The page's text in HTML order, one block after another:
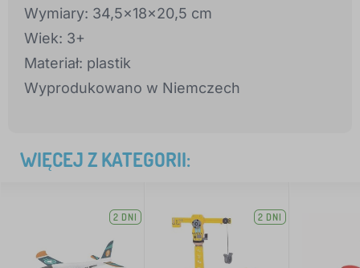
Wymiary: 34,5x18x20,5 cm
Wiek: 3+
Materiał: plastik
Wyprodukowano w Niemczech
WIĘCEJ Z KATEGORII:
2 DNI 2 DNI